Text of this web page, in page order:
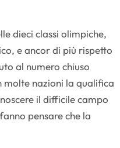
dieci classi olimpiche,
e ancor di più rispetto
al numero chiuso
molte nazioni la qualifica
il difficile campo
pensare che la